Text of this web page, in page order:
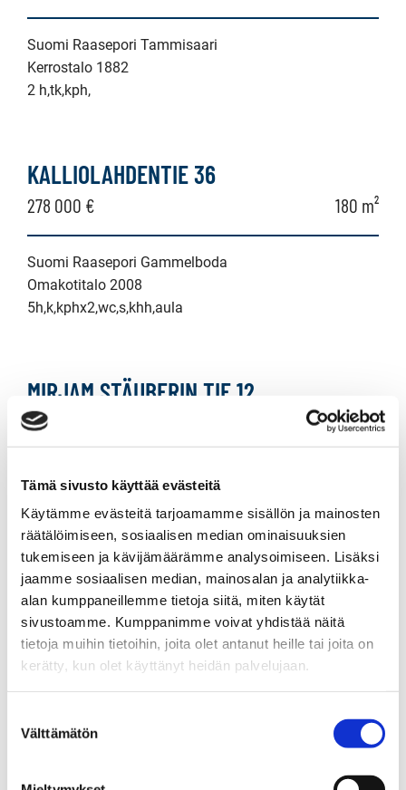
Tämä sivusto käyttää evästeitä
Käytämme evästeitä tarjoamamme sisällön ja mainosten
räätälöimiseen, sosiaalisen median ominaisuuksien
tukemiseen ja kävijämäärämme analysoimiseen. Lisäksi
jaamme sosiaalisen median, mainosalan ja analytiikka-
alan kumppaneillemme tietoja siitä, miten käytät
sivustoamme. Kumppanimme voivat yhdistää näitä
tietoja muihin tietoihin, joita olet antanut heille tai joita on
kerätty, kun olet käyttänyt heidän palvelujaan.
valinta
Välttämätön
Suomi Raasepori Tammisaari
Kerrostalo 1882
2 h,tk,kph,
KALLIOLAHDENTIE 36
278 000 € 180 m²
Suomi Raasepori Gammelboda
Omakotitalo 2008
5h,k,kphx2,wc,s,khh,aula
MIRJAM STÄUBERIN TIE 12
239 000 € 122 m²
Suomi Raasepori Tenhola
4h,k,kph,s,khh,wc,at,tekninen tila, varasto
KIVIPELLONKUJA 3
78 000 € 78,5 m²
Suomi Raasepori Karjaa
3h,k